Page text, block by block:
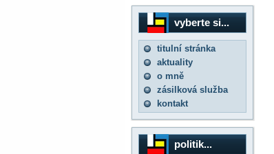
vyberte si...
titulní stránka
aktuality
o mně
zásilková služba
kontakt
politik...